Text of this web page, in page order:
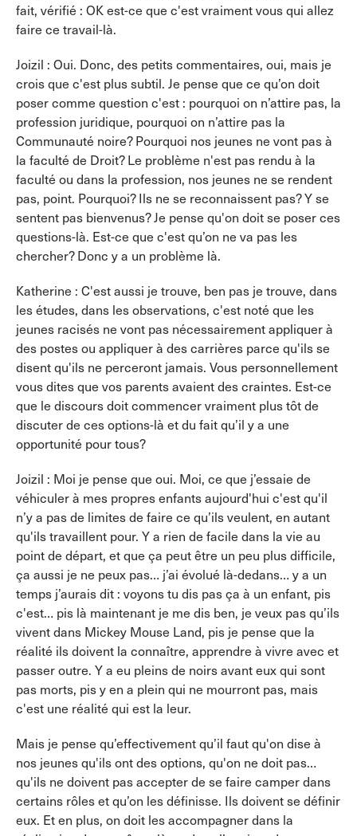
fait, vérifié : OK est-ce que c'est vraiment vous qui allez
faire ce travail-là.
Joizil : Oui. Donc, des petits commentaires, oui, mais je
crois que c'est plus subtil. Je pense que ce qu’on doit
poser comme question c'est : pourquoi on n’attire pas, la
profession juridique, pourquoi on n’attire pas la
Communauté noire? Pourquoi nos jeunes ne vont pas à
la faculté de Droit? Le problème n'est pas rendu à la
faculté ou dans la profession, nos jeunes ne se rendent
pas, point. Pourquoi? Ils ne se reconnaissent pas? Y se
sentent pas bienvenus? Je pense qu'on doit se poser ces
questions-là. Est-ce que c'est qu’on ne va pas les
chercher? Donc y a un problème là.
Katherine : C'est aussi je trouve, ben pas je trouve, dans
les études, dans les observations, c'est noté que les
jeunes racisés ne vont pas nécessairement appliquer à
des postes ou appliquer à des carrières parce qu'ils se
disent qu'ils ne perceront jamais. Vous personnellement
vous dites que vos parents avaient des craintes. Est-ce
que le discours doit commencer vraiment plus tôt de
discuter de ces options-là et du fait qu’il y a une
opportunité pour tous?
Joizil : Moi je pense que oui. Moi, ce que j’essaie de
véhiculer à mes propres enfants aujourd'hui c'est qu'il
n’y a pas de limites de faire ce qu’ils veulent, en autant
qu'ils travaillent pour. Y a rien de facile dans la vie au
point de départ, et que ça peut être un peu plus difficile,
ça aussi je ne peux pas… j’ai évolué là-dedans… y a un
temps j’aurais dit : voyons tu dis pas ça à un enfant, pis
c'est… pis là maintenant je me dis ben, je veux pas qu’ils
vivent dans Mickey Mouse Land, pis je pense que la
réalité ils doivent la connaître, apprendre à vivre avec et
passer outre. Y a eu pleins de noirs avant eux qui sont
pas morts, pis y en a plein qui ne mourront pas, mais
c'est une réalité qui est la leur.
Mais je pense qu’effectivement qu’il faut qu'on dise à
nos jeunes qu'ils ont des options, qu'on ne doit pas…
qu'ils ne doivent pas accepter de se faire camper dans
certains rôles et qu’on les définisse. Ils doivent se définir
eux. Et en plus, on doit les accompagner dans la